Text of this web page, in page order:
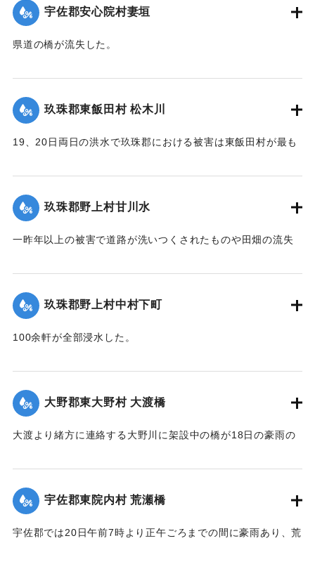
で極めて通行困難である。
【出典：大分新聞 大正12年6月22日 朝刊4面】
宇佐郡安心院村妻垣
県道の橋が流失した。
｜固有コード:00275046
玖珠郡東飯田村 松木川
19、20日両日の洪水で玖珠郡における被害は東飯田村が最も
され、川沿いの田地は洗い流されて荒涼を極めている。特に
松木川に架かる橋梁6ヶ所が流失したが、幸いに人畜の死傷は
なかった。この地方はおととしの洪水に大被害を被り、よう
兢々としている。
の有様だ。
面】
｜固有コード:00275047
玖珠郡野上村甘川水
一昨年以上の被害で道路が洗いつくされたものや田畑の流失
｜固有コード:
玖珠郡野上村中村下町
100余軒が全部浸水した。
｜固有コード:00275049
大野郡東大野村 大渡橋
大渡より緒方に連絡する大野川に架設中の橋が18日の豪雨の
業中の朝鮮人は万が一を恐れて従業を拒んでいる。
【出典：大分新聞 大正12年6月22日 朝刊4面】
｜固有コード: 00275050
宇佐郡東院内村 荒瀬橋
宇佐郡では20日午前7時より正午ごろまでの間に豪雨あり、荒